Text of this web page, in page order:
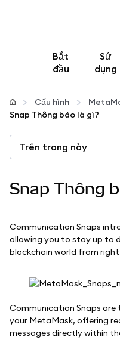
Bắt
đầu
Sử
dụng
Cấu hình
Thêm web3
Đảm bảo an
Cấu hình
Snap Thông báo là gì?
Trên trang này
Snap Thông
Communication Snaps
allowing you to stay up to
blockchain world from
Communication Snaps are
your MetaMask, offering
messages directly within